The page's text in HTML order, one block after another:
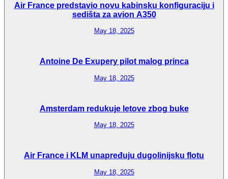
Air France predstavio novu kabinsku konfiguraciju i
sedišta za avion A350
May 18, 2025
Antoine De Exupery pilot malog princa
May 18, 2025
Amsterdam redukuje letove zbog buke
May 18, 2025
Air France i KLM unapređuju dugolinijsku flotu
May 18, 2025